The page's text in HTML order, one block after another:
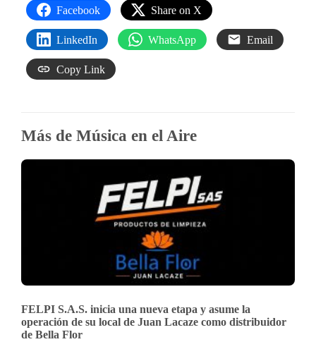
Facebook Share on X
LinkedIn WhatsApp Email
Copy Link
Más de Música en el Aire
FELPI S.A.S. inicia una nueva etapa y asume la
operación de su local de Juan Lacaze como distribuidor
de Bella Flor